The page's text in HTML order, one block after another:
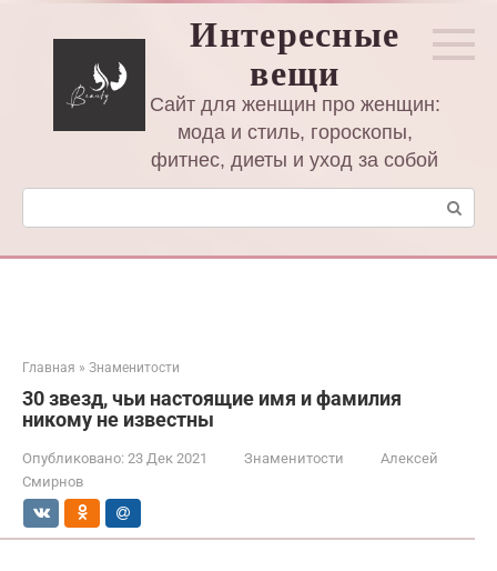
Интересные
вещи
Сайт для женщин про женщин:
мода и стиль, гороскопы,
фитнес, диеты и уход за собой
Поиск:
Главная » Знаменитости
30 звезд, чьи настоящие имя и фамилия
никому не известны
Опубликовано: 23 Дек 2021 Знаменитости
Алексей
Смирнов